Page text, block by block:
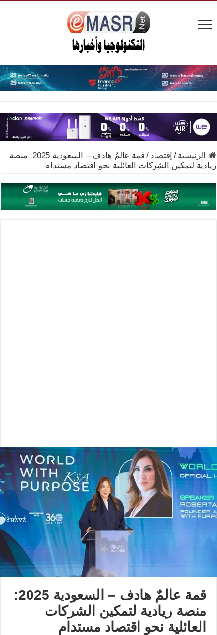
الرئيسية / إقتصاد /
قمة عالمٌ هادف – السعودية 2025: منصة
ريادية لتمكين الشركات العائلية نحو اقتصاد مستدام
قمة عالمٌ هادف – السعودية 2025:
منصة ريادية لتمكين الشركات
العائلية نحو اقتصاد مستدام